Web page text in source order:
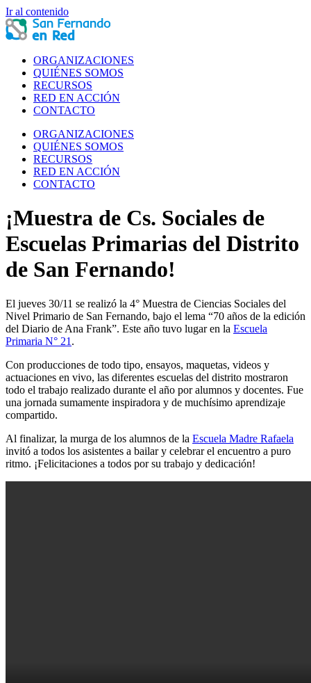
Ir al contenido
ORGANIZACIONES
QUIÉNES SOMOS
RECURSOS
RED EN ACCIÓN
CONTACTO
ORGANIZACIONES
QUIÉNES SOMOS
RECURSOS
RED EN ACCIÓN
CONTACTO
¡Muestra de Cs. Sociales de
Escuelas Primarias del Distrito
de San Fernando!
El jueves 30/11 se realizó la 4° Muestra de Ciencias Sociales del
Nivel Primario de San Fernando, bajo el lema “70 años de la edición
del Diario de Ana Frank”. Este año tuvo lugar en la Escuela
Primaria N° 21 .
Con producciones de todo tipo, ensayos, maquetas, videos y
actuaciones en vivo, las diferentes escuelas del distrito mostraron
todo el trabajo realizado durante el año por alumnos y docentes. Fue
una jornada sumamente inspiradora y de muchísimo aprendizaje
compartido.
Al finalizar, la murga de los alumnos de la Escuela Madre Rafaela
invitó a todos los asistentes a bailar y celebrar el encuentro a puro
ritmo. ¡Felicitaciones a todos por su trabajo y dedicación!